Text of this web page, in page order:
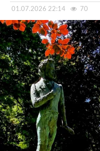
01.07.2026 22:14 70